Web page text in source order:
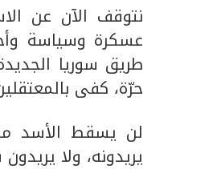
نتوقف الآن عن
عسكرة وسياسة
طريق سوريا
حرّة، كفى
لن يسقط الأسد ما
يريدونه، ولا